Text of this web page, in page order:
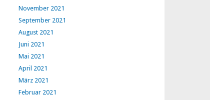
November 2021
September 2021
August 2021
Juni 2021
Mai 2021
April 2021
März 2021
Februar 2021